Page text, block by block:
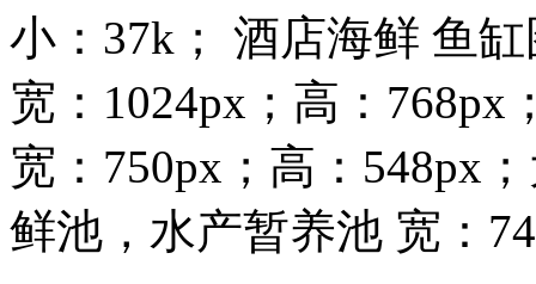
小：37k； 酒店海鲜 鱼
宽：1024px；高：768px
宽：750px；高：548px
鲜池，水产暂养池 宽：